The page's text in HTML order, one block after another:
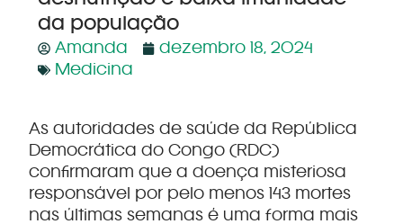
da população
Amanda
dezembro 18, 2024
Medicina
As autoridades de saúde da República
Democrática do Congo (RDC)
confirmaram que a doença misteriosa
responsável por pelo menos 143 mortes
nas últimas semanas é uma forma mais